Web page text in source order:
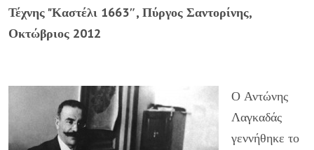
Τέχνης "Καστέλι 1663″, Πύργος Σαντορίνης,
Οκτώβριος 2012
Ο Αντώνης
Λαγκαδάς
γεννήθηκε το